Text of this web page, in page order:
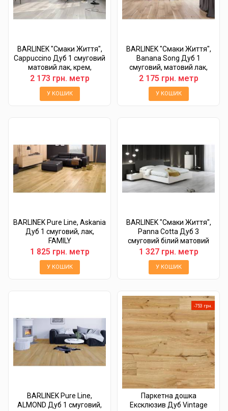
BARLINEK "Смаки Життя",
Cappuccino Дуб 1 смуговий
матовий лак, крем,
брошурований,...
2 173 грн. метр
У КОШИК
BARLINEK "Смаки Життя",
Banana Song Дуб 1
смуговий, матовий лак,
крем,...
2 175 грн. метр
У КОШИК
BARLINEK Pure Line, Askania
Дуб 1 смуговий, лак,
FAMILY
1 825 грн. метр
У КОШИК
BARLINEK "Смаки Життя",
Panna Cotta Дуб 3
смуговий білий матовий
лак,...
1 327 грн. метр
У КОШИК
BARLINEK Pure Line,
ALMOND Дуб 1 смуговий,
-753 грн.
Паркетна дошка
Ексклюзив Дуб Vintage